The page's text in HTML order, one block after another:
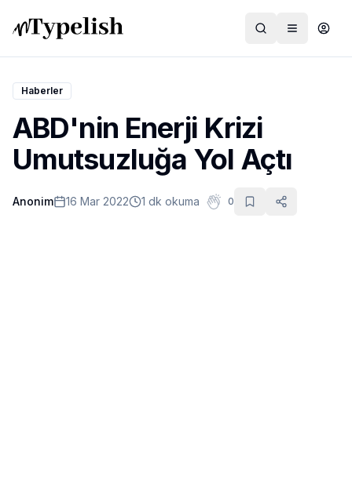
Dünya
Film ve Dizi
Kültür ve Sanat
Haberler
ABD'nin Enerji Krizi
Umutsuzluğa Yol Açtı
Anonim 16 Mar 2022 1 dk okuma 0